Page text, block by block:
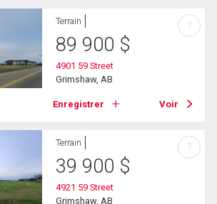
Terrain
89 900 $
4901 59 Street
Grimshaw, AB
Enregistrer Voir
?
Terrain
39 900 $
4921 59 Street
Grimshaw, AB
?